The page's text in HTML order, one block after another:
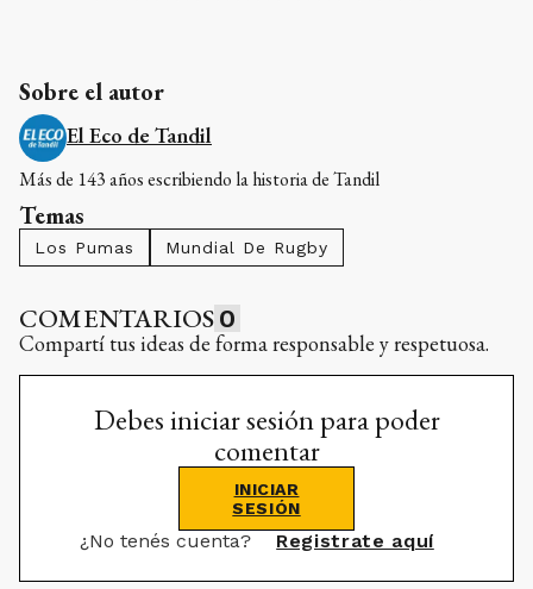
Sobre el autor
El Eco de Tandil
Más de 143 años escribiendo la historia de Tandil
Temas
Los Pumas Mundial De Rugby
COMENTARIOS 0
Compartí tus ideas de forma responsable y respetuosa.
Debes iniciar sesión para poder
comentar
INICIAR
SESIÓN
¿No tenés cuenta? Registrate aquí